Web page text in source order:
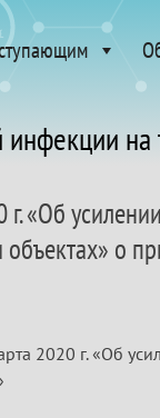
на
«Об
о
2020 г. «Об